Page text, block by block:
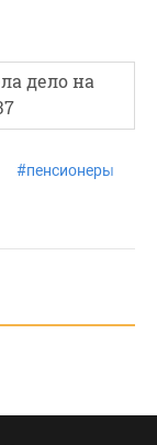
дело на
#пенсионеры